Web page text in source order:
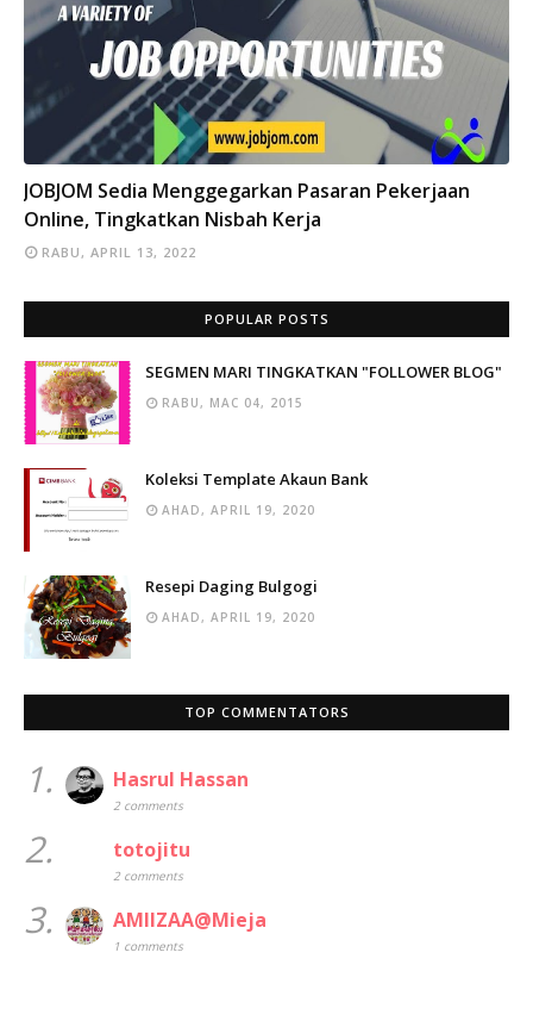
INFO
JOBJOM Sedia Menggegarkan Pasaran Pekerjaan
Online, Tingkatkan Nisbah Kerja
RABU, APRIL 13, 2022
POPULAR POSTS
SEGMEN MARI TINGKATKAN "FOLLOWER BLOG"
RABU, MAC 04, 2015
Koleksi Template Akaun Bank
AHAD, APRIL 19, 2020
Resepi Daging Bulgogi
AHAD, APRIL 19, 2020
TOP COMMENTATORS
1. Hasrul Hassan
2 comments
2. totojitu
2 comments
3. AMIIZAA@Mieja
1 comments